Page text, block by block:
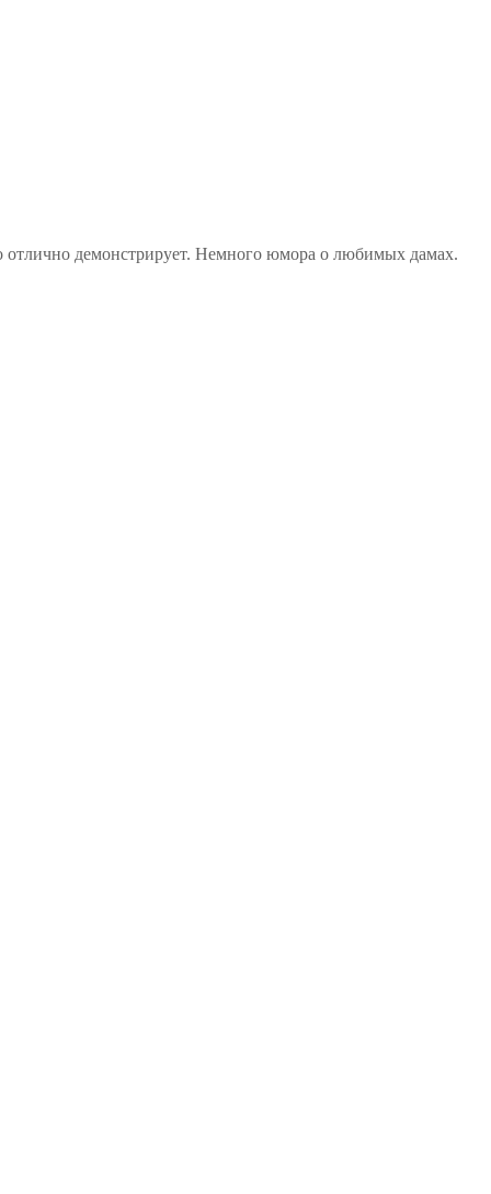
демонстрирует. Немного юмора о любимых дамах.